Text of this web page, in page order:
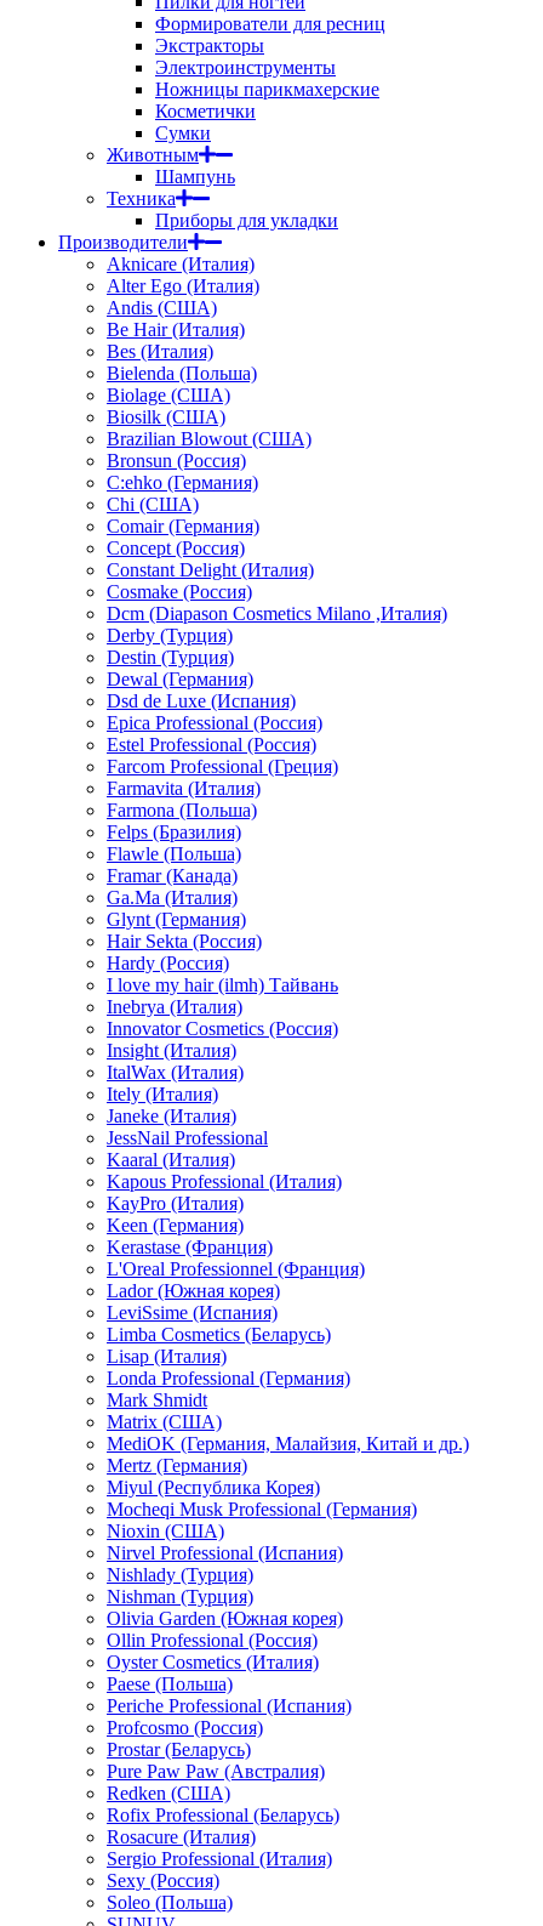
Формирователи для ресниц
Экстракторы
Электроинструменты
Ножницы парикмахерские
Косметички
Сумки
Животным
Шампунь
Техника
Приборы для укладки
Производители
Aknicare (Италия)
Alter Ego (Италия)
Andis (США)
Be Hair (Италия)
Bes (Италия)
Bielenda (Польша)
Biolage (США)
Biosilk (США)
Brazilian Blowout (США)
Bronsun (Россия)
C:ehko (Германия)
Chi (США)
Comair (Германия)
Concept (Россия)
Constant Delight (Италия)
Cosmake (Россия)
Dcm (Diapason Cosmetics Milano ,Италия)
Derby (Турция)
Destin (Турция)
Dewal (Германия)
Dsd de Luxe (Испания)
Epica Professional (Россия)
Estel Professional (Россия)
Farcom Professional (Греция)
Farmavita (Италия)
Farmona (Польша)
Felps (Бразилия)
Flawle (Польша)
Framar (Канада)
Ga.Ma (Италия)
Glynt (Германия)
Hair Sekta (Россия)
Hardy (Россия)
I love my hair (ilmh) Тайвань
Inebrya (Италия)
Innovator Cosmetics (Россия)
Insight (Италия)
ItalWax (Италия)
Itely (Италия)
Janeke (Италия)
JessNail Professional
Kaaral (Италия)
Kapous Professional (Италия)
KayPro (Италия)
Keen (Германия)
Kerastase (Франция)
L'Oreal Professionnel (Франция)
Lador (Южная корея)
LeviSsime (Испания)
Limba Cosmetics (Беларусь)
Lisap (Италия)
Londa Professional (Германия)
Mark Shmidt
Matrix (США)
MediOK (Германия, Малайзия, Китай и др.)
Mertz (Германия)
Miyul (Республика Корея)
Mocheqi Musk Professional (Германия)
Nioxin (США)
Nirvel Professional (Испания)
Nishlady (Турция)
Nishman (Турция)
Olivia Garden (Южная корея)
Ollin Professional (Россия)
Oyster Cosmetics (Италия)
Paese (Польша)
Periche Professional (Испания)
Profcosmo (Россия)
Prostar (Беларусь)
Pure Paw Paw (Австралия)
Redken (США)
Rofix Professional (Беларусь)
Rosacure (Италия)
Sergio Professional (Италия)
Sexy (Россия)
Soleo (Польша)